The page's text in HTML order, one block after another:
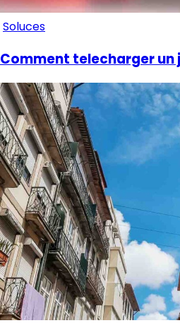
Soluces
Comment telecharger un